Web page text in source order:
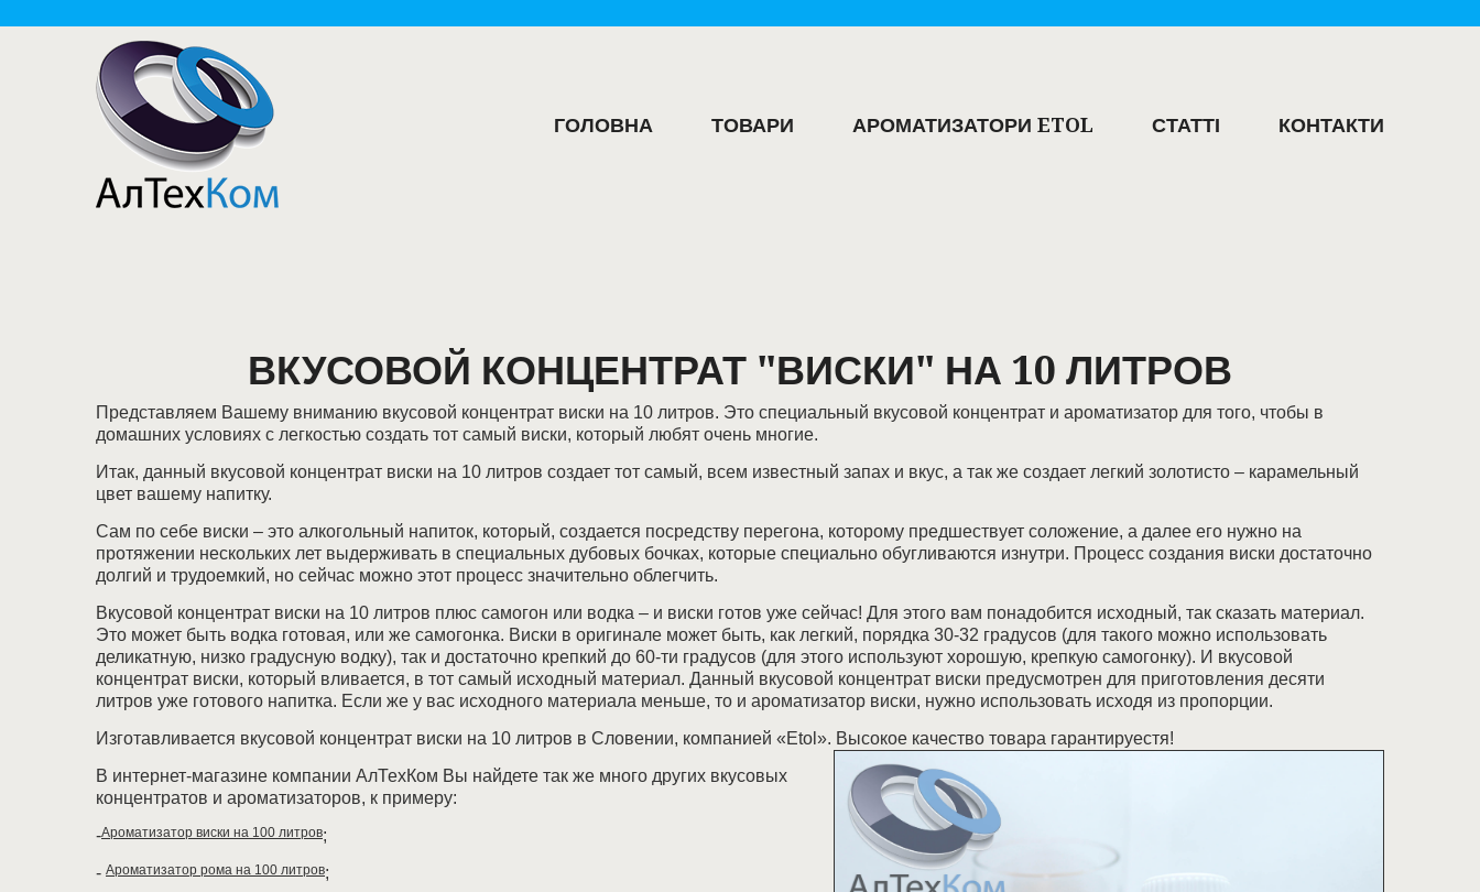
ГОЛОВНА ТОВАРИ АРОМАТИЗАТОРИ ETOL СТАТТІ КОНТАКТИ
ВКУСОВОЙ КОНЦЕНТРАТ "ВИСКИ" НА 10 ЛИТРОВ
Представляем Вашему вниманию вкусовой концентрат виски на 10 литров. Это специальный вкусовой концентрат и ароматизатор для того, чтобы в
домашних условиях с легкостью создать тот самый виски, который любят очень многие.
Итак, данный вкусовой концентрат виски на 10 литров создает тот самый, всем известный запах и вкус, а так же создает легкий золотисто – карамельный
цвет вашему напитку.
Сам по себе виски – это алкогольный напиток, который, создается посредству перегона, которому предшествует соложение, а далее его нужно на
протяжении нескольких лет выдерживать в специальных дубовых бочках, которые специально обугливаются изнутри. Процесс создания виски достаточно
долгий и трудоемкий, но сейчас можно этот процесс значительно облегчить.
Вкусовой концентрат виски на 10 литров плюс самогон или водка – и виски готов уже сейчас! Для этого вам понадобится исходный, так сказать материал.
Это может быть водка готовая, или же самогонка. Виски в оригинале может быть, как легкий, порядка 30-32 градусов (для такого можно использовать
деликатную, низко градусную водку), так и достаточно крепкий до 60-ти градусов (для этого используют хорошую, крепкую самогонку). И вкусовой
концентрат виски, который вливается, в тот самый исходный материал. Данный вкусовой концентрат виски предусмотрен для приготовления десяти
литров уже готового напитка. Если же у вас исходного материала меньше, то и ароматизатор виски, нужно использовать исходя из пропорции.
Изготавливается вкусовой концентрат виски на 10 литров в Словении, компанией «Etol». Высокое качество товара гарантируестя!
В интернет-магазине компании АлТехКом Вы найдете так же много других вкусовых
концентратов и ароматизаторов, к примеру:
-Ароматизатор виски на 100 литров;
- Ароматизатор рома на 100 литров;